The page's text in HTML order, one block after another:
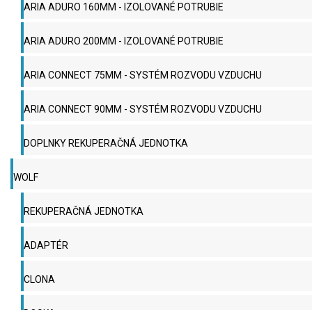
ARIA ADURO 160MM - IZOLOVANÉ POTRUBIE
ARIA ADURO 200MM - IZOLOVANÉ POTRUBIE
ARIA CONNECT 75MM - SYSTÉM ROZVODU VZDUCHU
ARIA CONNECT 90MM - SYSTÉM ROZVODU VZDUCHU
DOPLNKY REKUPERAČNÁ JEDNOTKA
WOLF
REKUPERAČNÁ JEDNOTKA
ADAPTÉR
CLONA